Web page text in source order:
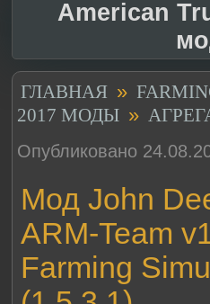
American
ГЛАВНАЯ »
2017 МОДЫ »
Опубликовано
Мод John
ARM-Team
Farming